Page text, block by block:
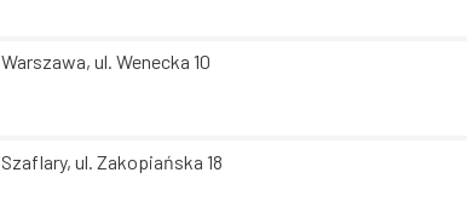
Warszawa, ul. Wenecka 10
Szaflary, ul. Zakopiańska 18